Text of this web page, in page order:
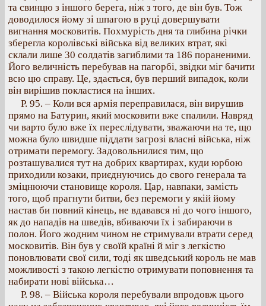
та свинцю з іншого берега, ніж з того, де він був. Тож
доводилося йому зі шпагою в руці довершувати
вигнання московитів. Похмурість дня та глибина річки
зберегла королівські війська від великих втрат, які
склали лише 30 солдатів загиблими та 186 пораненими.
Його величність перебував на пагорбі, звідки міг бачити
всю цю справу. Це, здається, був перший випадок, коли
він вирішив покластися на інших.
Р. 95. – Коли вся армія переправилася, він вирушив
прямо на Батурин, який московити вже спалили. Навряд
чи варто було вже їх переслідувати, зважаючи на те, що
можна було швидше піддати загрозі власні війська, ніж
отримати перемогу. Задовольнилися тим, що
розташувалися тут на добрих квартирах, куди юрбою
приходили козаки, приєднуючись до свого генерала та
зміцнюючи становище короля. Цар, навпаки, замість
того, щоб прагнути битви, без перемоги у якій йому
настав би повний кінець, не вдавався ні до чого іншого,
як до нападів на шведів, вбиваючи їх і забираючи в
полон. Його жодним чином не стримували втрати серед
московитів. Він був у своїй країні й міг з легкістю
поновлювати свої сили, тоді як шведський король не мав
можливості з такою легкістю отримувати поповнення та
набирати нові війська…
Р. 98. – Війська короля перебували впродовж цього